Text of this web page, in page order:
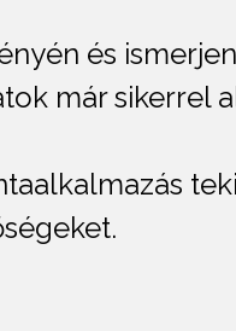
és
már sikerrel